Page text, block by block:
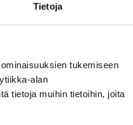
Tietoja
tukemiseen
alan
tietoja muihin tietoihin, joita
ovat turvallisia sekä
on potilaan nopea